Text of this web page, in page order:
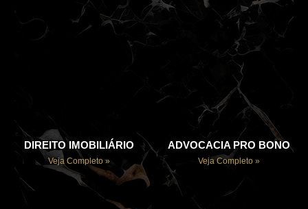
DIREITO IMOBILIÁRIO
Veja Completo »
ADVOCACIA PRO BONO
Veja Completo »